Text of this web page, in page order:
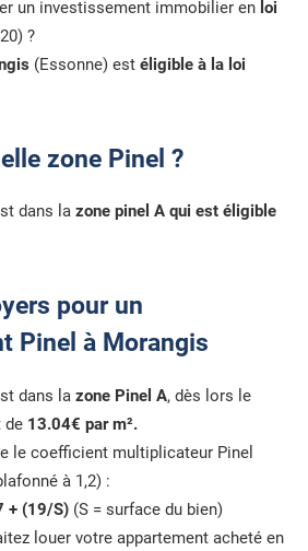
un investissement immobilier en loi
?
(Essonne) est éligible à la loi
zone Pinel ?
dans la zone pinel A qui est éligible
pour un
Pinel à Morangis
dans la zone Pinel A, dès lors le
de 13.04€ par m².
le coefficient multiplicateur Pinel
à 1,2) :
+ (19/S) (S = surface du bien)
louer votre appartement acheté en